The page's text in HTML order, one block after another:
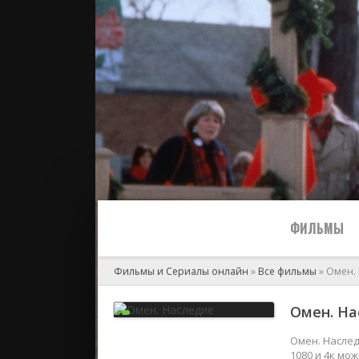
ФИЛЬМЫ
2024
Фильмы и Сериалы онлайн » Все фильмы » Омен.
Омен.
Омен.
1080 и 4к